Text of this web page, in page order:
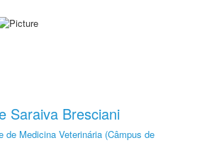
Saraiva Bresciani
de Medicina Veterinária (Câmpus de